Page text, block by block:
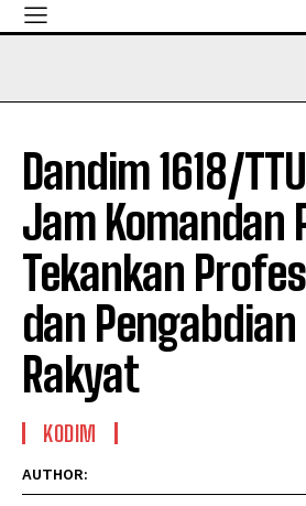
Dandim 1618/
Jam Komandan
Tekankan
dan
Rakyat
KODIM
AUTHOR: